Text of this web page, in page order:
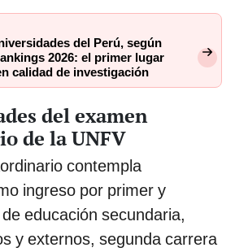
del Perú, según
2026: el primer lugar
calidad de investigación
del examen
de la UNFV
contempla
ingreso por primer y
educación secundaria,
y externos, segunda carrera